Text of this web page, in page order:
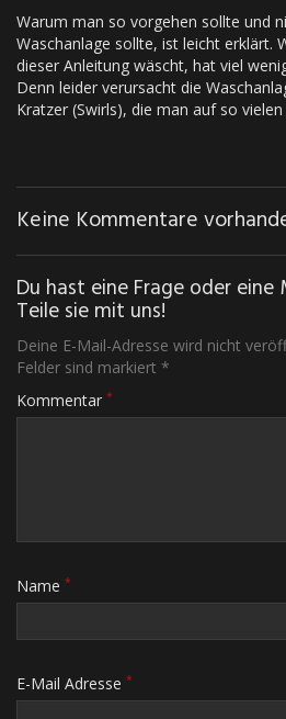
Warum man so vorgehen sollte und
Waschanlage sollte, ist leicht erklärt.
dieser Anleitung wäscht, hat viel
Denn leider verursacht die
Kratzer (Swirls), die man auf so
Keine Kommentare
Du hast eine Frage oder
Teile sie mit uns!
Deine E-Mail-Adresse wird nicht
Felder sind markiert *
Kommentar *
Name *
E-Mail Adresse *